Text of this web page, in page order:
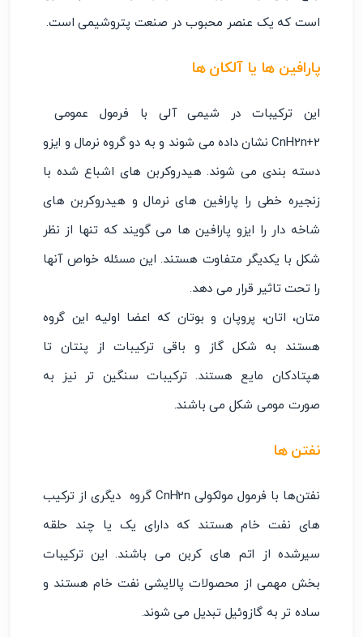
است که یک عنصر محبوب در صنعت پتروشیمی است.
پارافین ها یا آلکان ها
این ترکیبات در شیمی آلی با فرمول عمومی
CnH2n+2 نشان داده می شوند و به دو گروه نرمال و ایزو
دسته بندی می ‌شوند. هیدروکربن‌ های اشباع شده با
زنجیره خطی را پارافین‌ های نرمال و هیدروکربن‌ های
شاخه ‌دار را ایزو پارافین ‌ها می گویند که تنها از نظر
شکل با یکدیگر متفاوت هستند. این مسئله خواص آنها
را تحت تاثیر قرار می دهد.
متان، اتان، پروپان و بوتان که اعضا اولیه این گروه
هستند به شکل گاز و باقی ترکیبات از پنتان تا
هپتادکان مایع هستند. ترکیبات سنگین ‌تر نیز به
صورت مومی ‌شکل می باشند.
نفتن ها
نفتن‌ها با فرمول مولکولی CnH2n گروه دیگری از ترکیب
های نفت خام هستند که دارای یک یا چند حلقه
سیرشده از اتم های کربن می باشند. این ترکیبات
بخش مهمی از محصولات پالایشی نفت خام هستند و
ساده‌ تر به گازوئیل تبدیل می‌ شوند.